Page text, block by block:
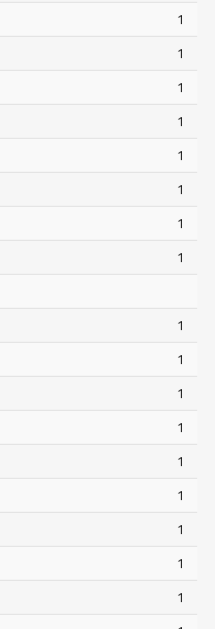
1
1
1
1
1
1
1
1
1
1
1
1
1
1
1
1
1